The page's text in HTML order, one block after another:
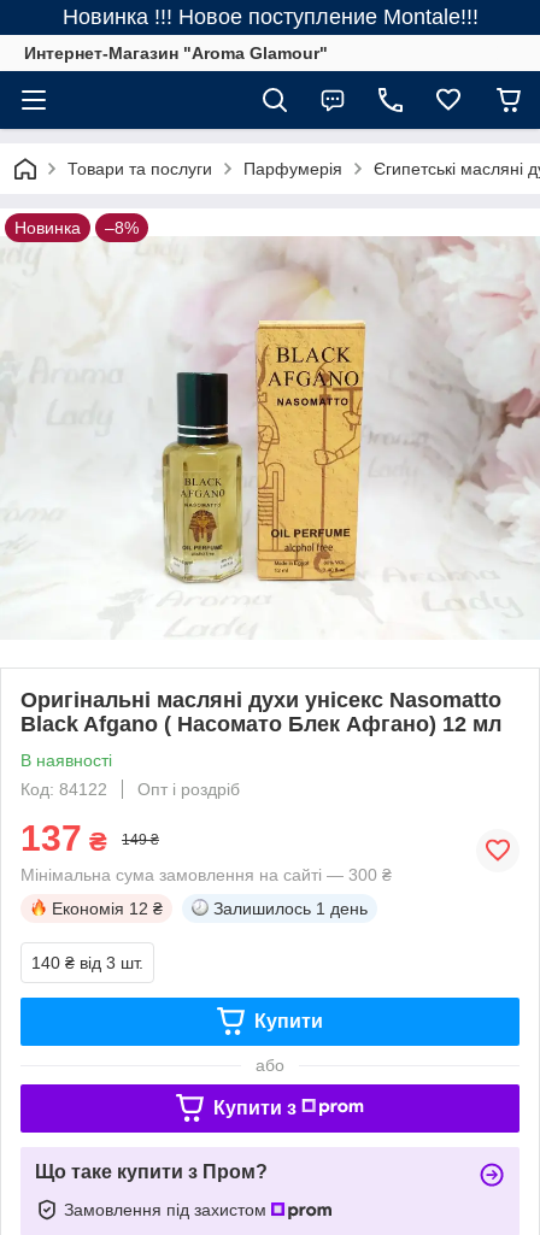
Новинка !!! Новое поступление Montale!!!
Интернет-Магазин "Aroma Glamour"
Товари та послуги Парфумерія Єгипетські масляні
Новинка –8%
Оригінальні масляні духи унісекс Nasomatto
Black Afgano ( Насомато Блек Афгано) 12 мл
В наявності
Код: 84122
Опт і роздріб
137 ₴ 149 ₴
Мінімальна сума замовлення на сайті — 300 ₴
Економія 12 ₴ Залишилось 1 день
140 ₴ від 3 шт.
Купити
або
Купити з
Що таке купити з Пром?
Замовлення під захистом